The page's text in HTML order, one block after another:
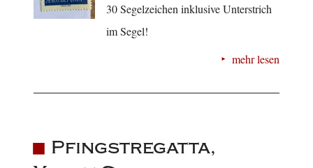
30 Segelzeichen inklusive Unterstrich
im Segel!
mehr lesen
Pfingstregatta,